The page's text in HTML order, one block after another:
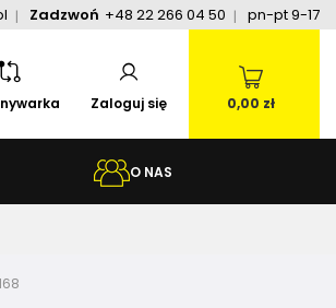
Zadzwoń +48 22 266 04 50 pn-pt 9-17
Zaloguj się 0,00 zł
O NAS